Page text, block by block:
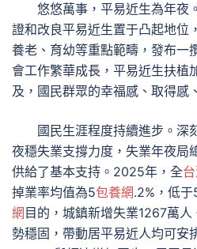
悠悠萬事，平易近生為年夜
證和改良平易近生置于凸起地位
養老、育幼等重點範疇，發布一
會工作繁華成長，平易近生扶植
及，國民群眾的幸福感、取得感
國民生涯程度持續進步。深
夜穩失業支撐力度，失業年夜局
供給了基本支持。2025年，全
掉業率均值為5包養網.2%，低
網 目的，城鎮新增失業1267萬
勢穩固，帶動居平易近人均可安